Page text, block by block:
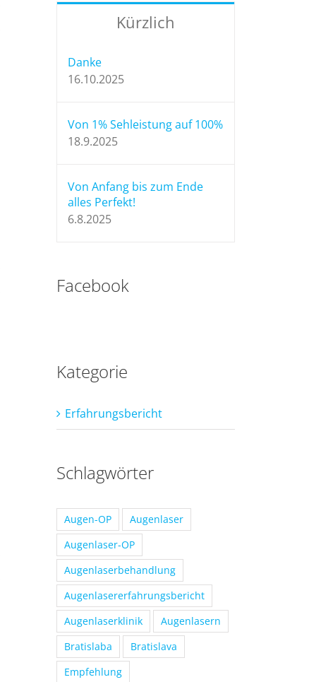
Kürzlich
Danke
16.10.2025
Von 1% Sehleistung auf 100%
18.9.2025
Von Anfang bis zum Ende
alles Perfekt!
6.8.2025
Facebook
Kategorie
Erfahrungsbericht
Schlagwörter
Augen-OP
Augenlaser
Augenlaser-OP
Augenlaserbehandlung
Augenlasererfahrungsbericht
Augenlaserklinik
Augenlasern
Bratislaba
Bratislava
Empfehlung